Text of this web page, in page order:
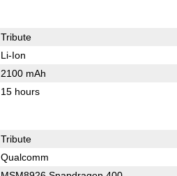
Tribute
Li-Ion
2100 mAh
15 hours
Tribute
Qualcomm